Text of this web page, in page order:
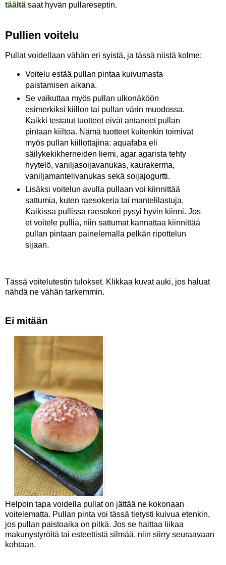
täältä saat hyvän pullareseptin.
Pullien voitelu
Pullat voidellaan vähän eri syistä, ja tässä niistä kolme:
Voitelu estää pullan pintaa kuivumasta
paistamisen aikana.
Se vaikuttaa myös pullan ulkonäköön
esimerkiksi kiillon tai pullan värin muodossa.
Kaikki testatut tuotteet eivät antaneet pullan
pintaan kiiltoa. Nämä tuotteet kuitenkin toimivat
myös pullan kiillottajina: aquafaba eli
säilykekikherneiden liemi, agar agarista tehty
hyytelö, vaniljasoijavanukas, kaurakerma,
vaniljamantelivanukas sekä soijajogurtti.
Lisäksi voitelun avulla pullaan voi kiinnittää
sattumia, kuten raesokeria tai mantelilastuja.
Kaikissa pullissa raesokeri pysyi hyvin kiinni. Jos
et voitele pullia, niin sattumat kannattaa kiinnittää
pullan pintaan painelemalla pelkän ripottelun
sijaan.
Tässä voitelutestin tulokset. Klikkaa kuvat auki, jos haluat
nähdä ne vähän tarkemmin.
Ei mitään
Helpoin tapa voidella pullat on jättää ne kokonaan
voitelematta. Pullan pinta voi tässä tietysti kuivua etenkin,
jos pullan paistoaika on pitkä. Jos se haittaa liikaa
makunystyröitä tai esteettistä silmää, niin siirry seuraavaan
kohtaan.